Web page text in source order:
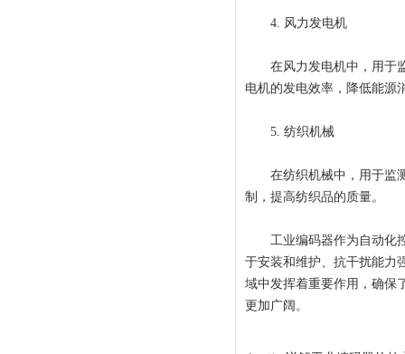
4. 风力发电机
在风力发电机中，用于监
电机的发电效率，降低能源
5. 纺织机械
在纺织机械中，用于监测
制，提高纺织品的质量。
工业编码器作为自动化控
于安装和维护、抗干扰能力
域中发挥着重要作用，确保
更加广阔。